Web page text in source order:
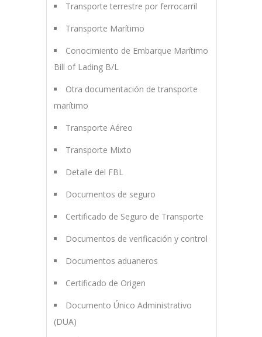
Transporte terrestre por ferrocarril
Transporte Marítimo
Conocimiento de Embarque Marítimo
Bill of Lading B/L
Otra documentación de transporte
marítimo
Transporte Aéreo
Transporte Mixto
Detalle del FBL
Documentos de seguro
Certificado de Seguro de Transporte
Documentos de verificación y control
Documentos aduaneros
Certificado de Origen
Documento Único Administrativo
(DUA)